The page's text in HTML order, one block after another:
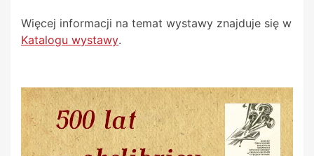
Więcej informacji na temat wystawy znajduje się w
Katalogu wystawy.